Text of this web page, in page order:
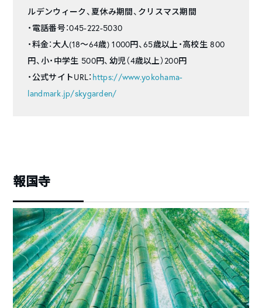
ルデンウィーク、夏休み期間、クリスマス期間
・電話番号：045-222-5030
・料金：大人(18～64歳) 1000円、65歳以上・高校生 800
円、小・中学生 500円、幼児（4歳以上）200円
・公式サイトURL： https://www.yokohama-
landmark.jp/skygarden/
報国寺